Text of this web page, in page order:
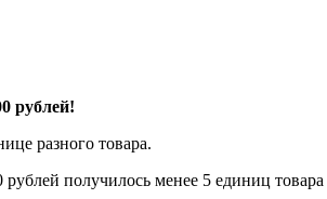
рублей!
разного товара.
получилось менее 5 единиц